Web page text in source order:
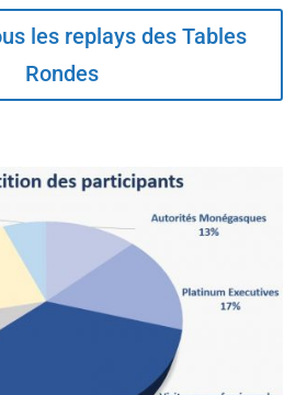
les replays des Tables
Rondes